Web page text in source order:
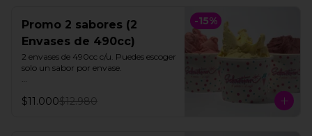
-15%
Promo 2 sabores (2
Envases de 490cc)
2 envases de 490cc c/u. Puedes escoger
solo un sabor por envase.
"SORBETTO" son aptos para veganos
$11.000$12.980